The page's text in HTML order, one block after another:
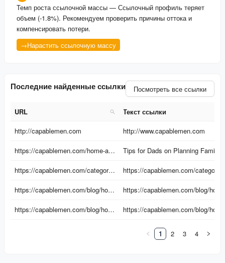
Темп роста ссылочной массы — Ссылочный профиль теряет
объем (-1.8%). Рекомендуем проверить причины оттока и
компенсировать потери.
→Нарастить ссылочную массу
Последние найденные ссылки Посмотреть все ссылки
URL
Текст ссылки
URL
Текст ссылки
http://capablemen.com http://www.capablemen.com
https://capablemen.com/home-and-time-management/tips-for-dads-on-planning-family-bonding-activities/
https://capablemen.com/category/blog/
https://capablemen.com/blog/how-to-style-best-colors-that-blend-well-with-silver-jewellery/
https://capablemen.com/blog/how-to-organize-work-environment-for-small-spaces/
1 2 3 4